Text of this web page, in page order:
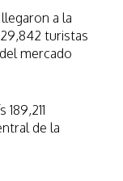
a la
turistas
mercado
de la